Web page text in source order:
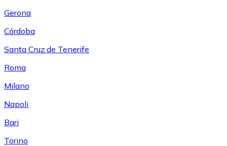
Gerona
Córdoba
Santa Cruz de Tenerife
Roma
Milano
Napoli
Bari
Torino